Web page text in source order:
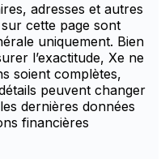
adresses et autres
cette page sont
uniquement. Bien
l’exactitude, Xe ne
soient complètes,
peuvent changer
dernières données
financières